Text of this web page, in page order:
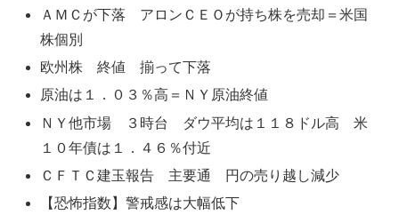
ＡＭＣが下落 アロンＣＥＯが持ち株を売却＝米国
株個別
欧州株 終値 揃って下落
原油は１．０３％高＝ＮＹ原油終値
ＮＹ他市場 ３時台 ダウ平均は１１８ドル高 米
１０年債は１．４６％付近
ＣＦＴＣ建玉報告 主要通 円の売り越し減少
【恐怖指数】警戒感は大幅低下